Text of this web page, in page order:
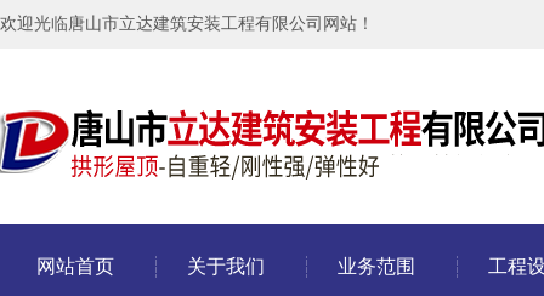
欢迎光临唐山市立达建筑安装工程有限公司网站！
网站首页 关于我们 业务范围 工程